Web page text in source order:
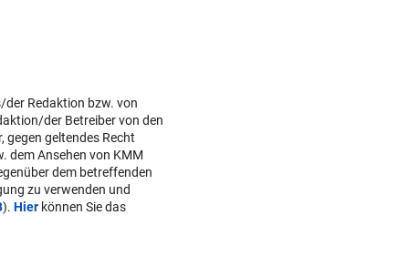
der Redaktion bzw. von
der Betreiber von den
gegen geltendes Recht
dem Ansehen von KMM
dem betreffenden
zu verwenden und
). Hier können Sie das